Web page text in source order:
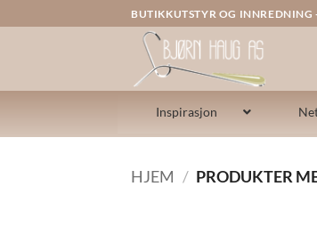
to
BUTIKKUTSTYR OG INNREDNING
Inspirasjon
HJEM / PRODUKTER